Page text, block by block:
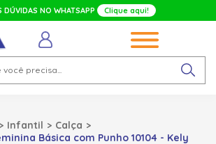
DÚVIDAS NO WHATSAPP Clique aqui!
Infantil
Calça
Básica com Punho 10104 - Kely